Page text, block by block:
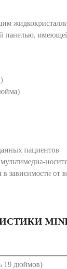
панелью,
пациентов
зависимости от
19 дюймов)